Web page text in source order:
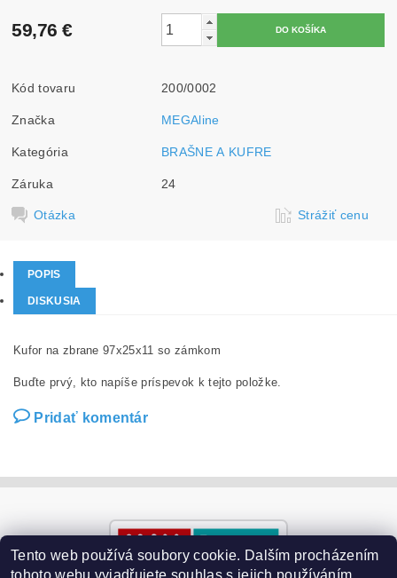
59,76 €
Kód tovaru 200/0002
Značka MEGAline
Kategória BRAŠNE A KUFRE
Záruka 24
Otázka Strážiť cenu
POPIS
DISKUSIA
Kufor na zbrane 97x25x11 so zámkom
Buďte prvý, kto napíše príspevok k tejto položke.
Pridať komentár
Tento web používá soubory cookie. Dalším procházením
tohoto webu vyjadřujete souhlas s jejich používáním.